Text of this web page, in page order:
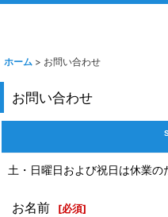
ホーム > お問い合わせ
お問い合わせ
土・日曜日および祝日は休業の
お名前 [必須]